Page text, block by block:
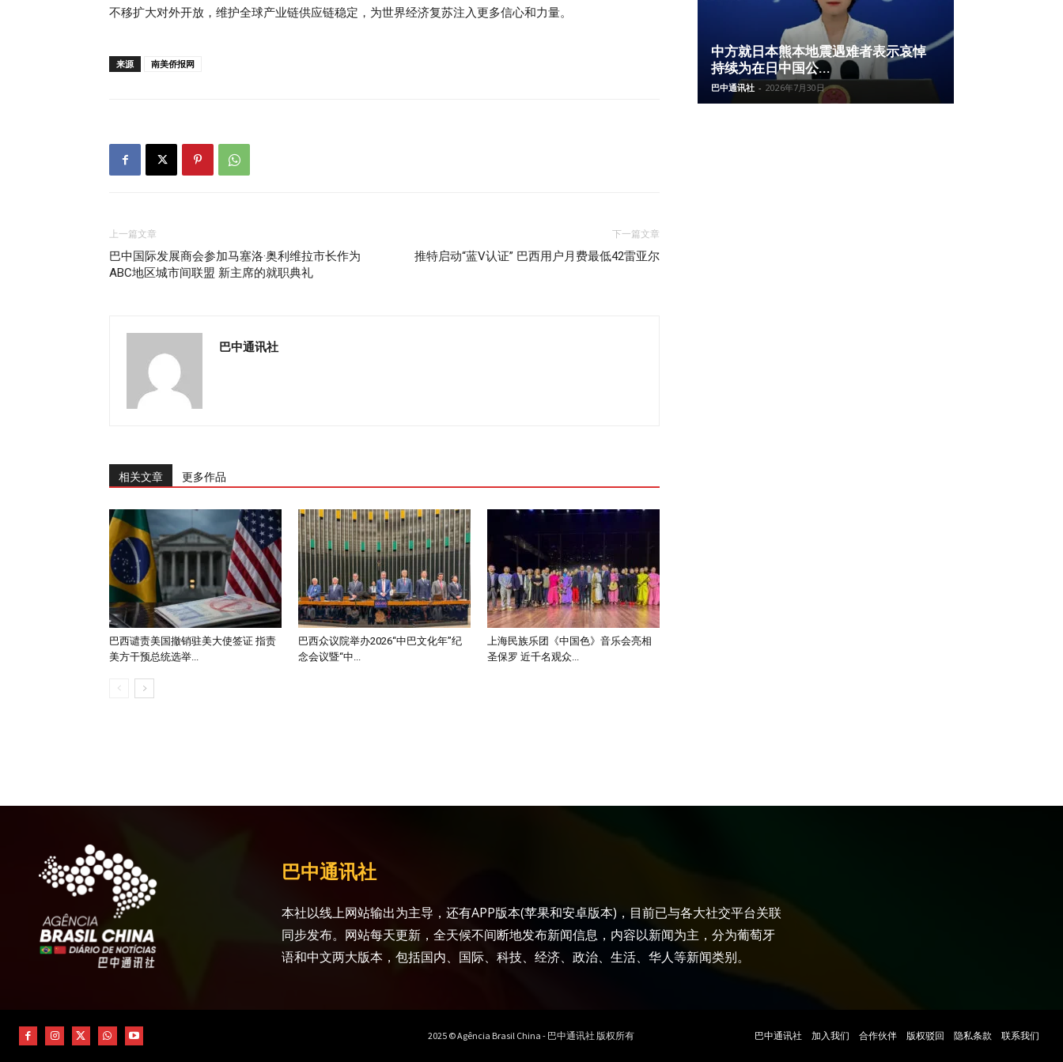
不移扩大对外开放，维护全球产业链供应链稳定，为世界经济复苏注入更多信心和力量。
来源 南美侨报网
上一篇文章
巴中国际发展商会参加马塞洛·奥利维拉市长作为
ABC地区城市间联盟 新主席的就职典礼
下一篇文章
推特启动“蓝V认证” 巴西用户月费最低42雷亚尔
巴中通讯社
相关文章 更多作品
巴西谴责美国撤销驻美大使签证 指责
美方干预总统选举...
巴西众议院举办2026“中巴文化年”纪
念会议暨“中...
上海民族乐团《中国色》音乐会亮相
圣保罗 近千名观众...
中方就日本熊本地震遇难者表示哀悼
持续为在日中国公...
巴中通讯社 - 2026年7月30日
巴中通讯社
本社以线上网站输出为主导，还有APP版本(苹果和安卓版本)，目前已与各大社交平台关联
同步发布。网站每天更新，全天候不间断地发布新闻信息，内容以新闻为主，分为葡萄牙
语和中文两大版本，包括国内、国际、科技、经济、政治、生活、华人等新闻类别。
2025 © Agência Brasil China - 巴中通讯社 版权所有 巴中通讯社 加入我们 合作伙伴 版权驳回 隐私条款 联系我们